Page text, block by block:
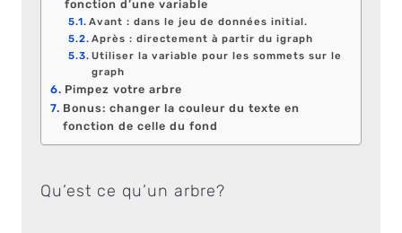
fonction d’une variable
Avant : dans le jeu de données initial.
Après : directement à partir du igraph
Utiliser la variable pour les sommets sur le
graph
Pimpez votre arbre
Bonus: changer la couleur du texte en
fonction de celle du fond
Qu’est ce qu’un arbre?